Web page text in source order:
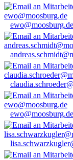
ewo@moosburg.de
ewo@moosburg.de